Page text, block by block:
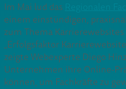
Im Mai lud das
einem einstündigen,
zum Thema
„Erfolgsfaktor
zeigte Webexperte Diego
Unternehmen ihre Online-
können, um Fachkräfte zu